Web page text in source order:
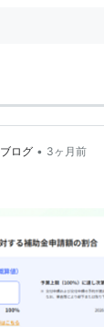
ログ • 3ヶ月前